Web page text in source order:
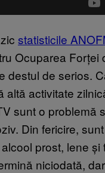
statisticile
Ocuparea Forței
destul de serios.
altă activitate
sunt o problemă
Din fericire, sunt
prost, lene și
niciodată,